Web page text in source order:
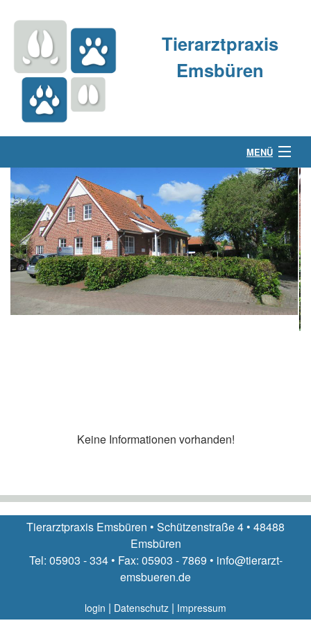
Tierarztpraxis
Emsbüren
MENÜ
Über uns
Kleintierpraxis
Großtierpraxis
Kontakt & Anfahrt
Keine Informationen vorhanden!
Tierarztpraxis Emsbüren • Schützenstraße 4 • 48488
Emsbüren
Tel: 05903 - 334 • Fax: 05903 - 7869 • info@tierarzt-
emsbueren.de
login | Datenschutz | Impressum